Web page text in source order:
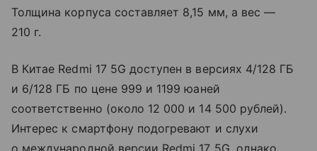
Толщина корпуса составляет 8,15 мм, а вес —
210 г.
В Китае Redmi 17 5G доступен в версиях 4/128 ГБ
и 6/128 ГБ по цене 999 и 1199 юаней
соответственно (около 12 000 и 14 500 рублей).
Интерес к смартфону подогревают и слухи
о международной версии Redmi 17 5G, однако